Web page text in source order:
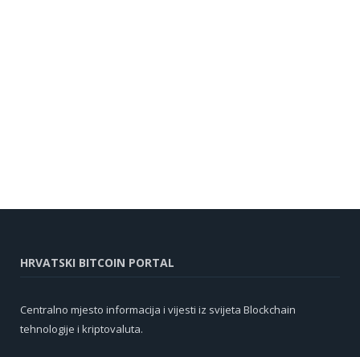
HRVATSKI BITCOIN PORTAL
Centralno mjesto informacija i vijesti iz svijeta Blockchain
tehnologije i kriptovaluta.